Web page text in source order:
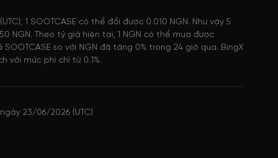
1 SOOTCASE có thể đổi được 0.010 NGN. Như vậy 5
NGN. Theo tỷ giá hiện tại, 1 NGN có thể mua được
SOOTCASE so với NGN đã tăng 0% trong 24 giờ qua. BingX
với mức phí chỉ từ 0.1%.
23/06/2026 (UTC)